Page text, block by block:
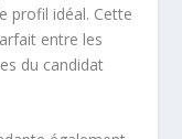
profil idéal. Cette
entre les
du candidat